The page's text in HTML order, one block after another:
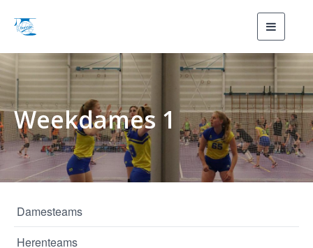
Toggle
Weekdames 1
Damesteams
Herenteams